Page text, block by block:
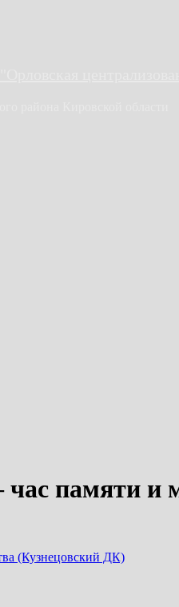
памяти и
(Кузнецовский ДК)